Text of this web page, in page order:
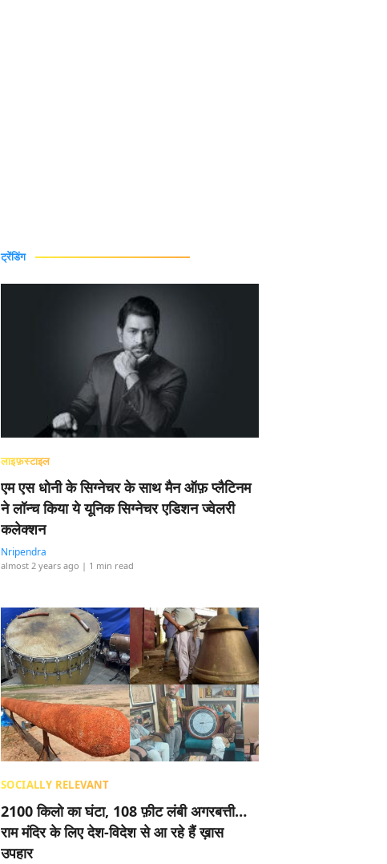
ट्रेंडिंग
लाइफ़स्टाइल
एम एस धोनी के सिग्नेचर के साथ मैन ऑफ़ प्लैटिनम
ने लॉन्च किया ये यूनिक सिग्नेचर एडिशन ज्वेलरी
कलेक्शन
Nripendra
almost 2 years ago | 1 min read
SOCIALLY RELEVANT
2100 किलो का घंटा, 108 फ़ीट लंबी अगरबत्ती…
राम मंदिर के लिए देश-विदेश से आ रहे हैं ख़ास
उपहार